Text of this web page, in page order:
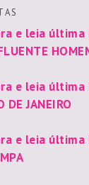
S
e leia última
e leia última
DE JANEIRO
e leia última